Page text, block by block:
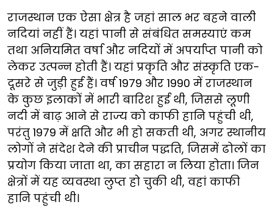
राजस्थान एक ऐसा क्षेत्र है जहां साल भर बहने वाली
नदियां नहीं हैं। यहां पानी से संबंधित समस्याएं कम
तथा अनियमित वर्षा और नदियों में अपर्याप्त पानी को
लेकर उत्पन्न होती हैं। यहां प्रकृति और संस्कृति एक-
दूसरे से जुड़ी हुई हैं। वर्ष 1979 और 1990 में राजस्थान
के कुछ इलाकों में भारी बारिश हुई थी, जिससे लूणी
नदी में बाढ़ आने से राज्य को काफी हानि पहुंची थी,
परंतु 1979 में क्षति और भी हो सकती थी, अगर स्थानीय
लोगों ने संदेश देने की प्राचीन पद्धति, जिसमें ढोलों का
प्रयोग किया जाता था, का सहारा न लिया होता। जिन
क्षेत्रों में यह व्यवस्था लुप्त हो चुकी थी, वहां काफी
हानि पहुंची थी।